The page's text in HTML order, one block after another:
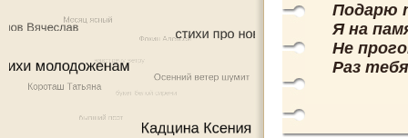
Подарю
Я на
Не
Раз